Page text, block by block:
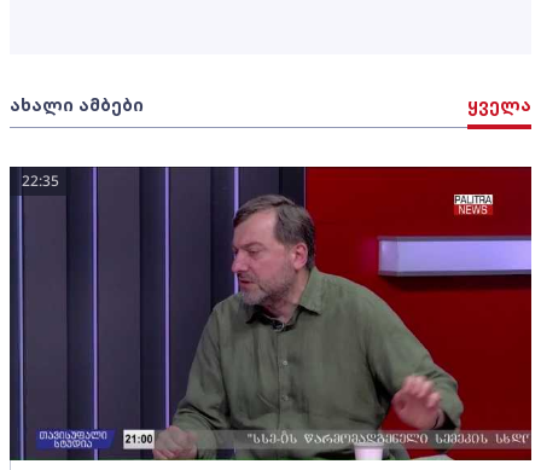
ახალი ამბები ყველა
22:35